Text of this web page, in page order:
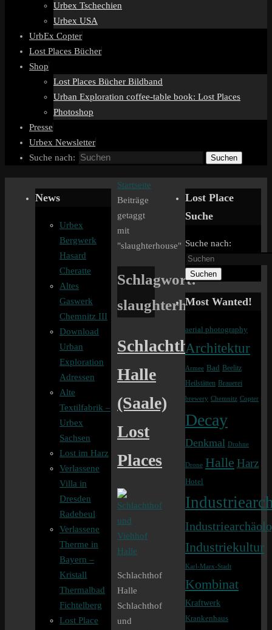
Urbex Tschechien
Urbex USA
UrbEx Copter
Lost Places Bücher
Shop
Lost Places Bücher Bildband
Urban Exploration coffee-table book: Lost Places
Photoshop
Presse
Urbex Newsletter
Suche nach:
Suchen
Startseite
Beiträge
getaggt
mit
"slaughterhouse"
Schlagwort:
slaughterhouse
Schlachthof
Halle
(Saale)
Lost
Places
Schlachthof
Halle
Schlachthof
und
News
Urbex
Bergwerk
Hasard
Cheratte
Altes
Gaswerk
Chemnitz III
Download
Urban
Exploration
Adressen
Alte
Textilfabrik –
Urbex
Sachsen
Lost im Harz
Verlassene
Villa in
Dresden
Radebeul
Verlassene
Therme in
Bayern –
Kristall
Thermalbad
Fichtelberg
Lost Place
Lost Place
Suche
Suche nach:
Suchen
Most Wanted!
aerial photography
Architektur
Armee Bad Beelitz
Heilstätten Brauerei
brewery Chemnitz Copter
Decay
Denkmal Drohne
Drone Halle Harz
Hotel
Industriekultur
Karl-Marx-Stadt
Kombinat
Kraftwerk
Krankenhaus